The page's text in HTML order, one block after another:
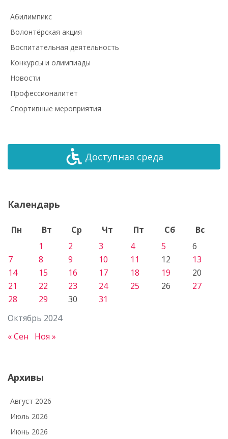
Абилимпикс
Волонтёрская акция
Воспитательная деятельность
Конкурсы и олимпиады
Новости
Профессионалитет
Спортивные мероприятия
Доступная среда
Календарь
Октябрь 2024
Пн Вт Ср Чт Пт Сб
Вс
1
2 3 4 5
6
7
8 9 10 11 12
13
14
15 16 17 18 19
20
21
22 23 24 25 26
27
28
29 30 31
« Сен Ноя »
Архивы
Август 2026
Июль 2026
Июнь 2026